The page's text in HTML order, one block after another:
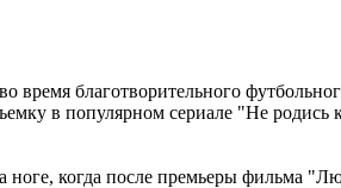
благотворительного
в популярном сериале "Не
ноге, когда после премьеры фильма